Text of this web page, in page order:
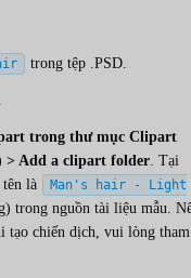
trong tệp .PSD.
.
trong thư mục Clipart
> Add a clipart folder. Tại
là
Man's hair - Light
trong nguồn tài liệu mẫu.
tạo chiến dịch, vui lòng tham